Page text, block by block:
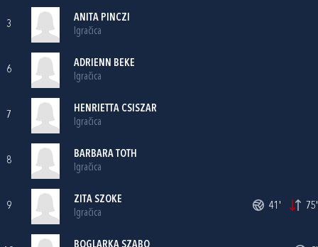
3
ANITA PINCZI
Igračica
6
ADRIENN BEKE
Igračica
7
HENRIETTA CSISZAR
Igračica
8
BARBARA TOTH
Igračica
9
ZITA SZOKE
Igračica
41' 75'
BOGLARKA SZABO